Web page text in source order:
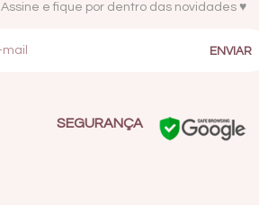
Assine e fique por dentro das novidades ♥
SEGURANÇA